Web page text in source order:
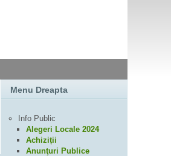
Menu Dreapta
Info Public
Alegeri Locale 2024
Achiziții
Anunţuri Publice